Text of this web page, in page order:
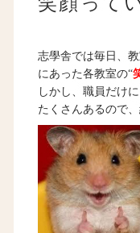
志學舎では毎日、教
にあった各教室の“
しかし、職員だけ
たくさんあるので